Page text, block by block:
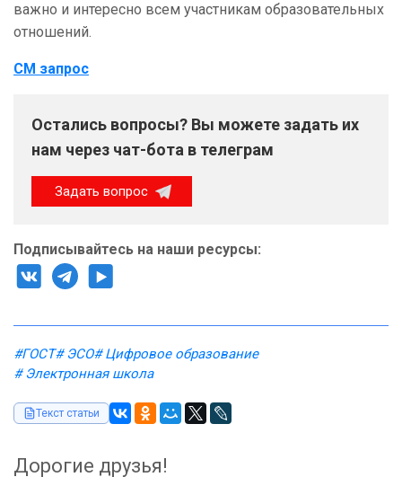
важно и интересно всем участникам образовательных
отношений.
СМ запрос
Остались вопросы? Вы можете задать их
нам через чат-бота в телеграм
Задать вопрос
Подписывайтесь на наши ресурсы:
#ГОСТ# ЭСО# Цифровое образование
# Электронная школа
Текст статьи
Дорогие друзья!